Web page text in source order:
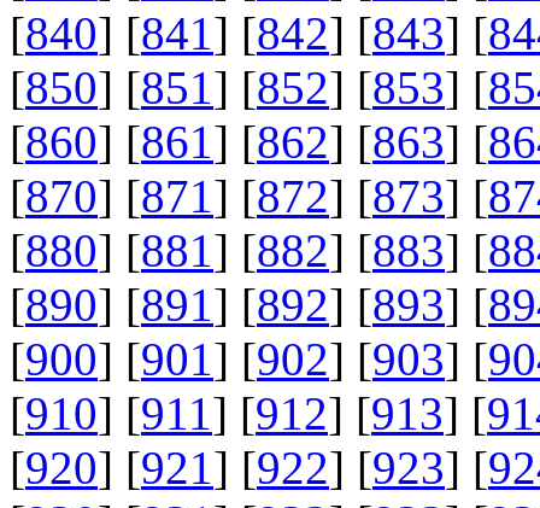
[840] [841] [842] [843] [
[850] [851] [852] [853] [
[860] [861] [862] [863] [
[870] [871] [872] [873] [
[880] [881] [882] [883] [
[890] [891] [892] [893] [
[900] [901] [902] [903] [
[910] [911] [912] [913] [
[920] [921] [922] [923] [